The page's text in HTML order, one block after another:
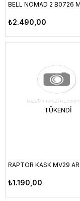
₺2.490,00
TÜKENDI
₺1.190,00